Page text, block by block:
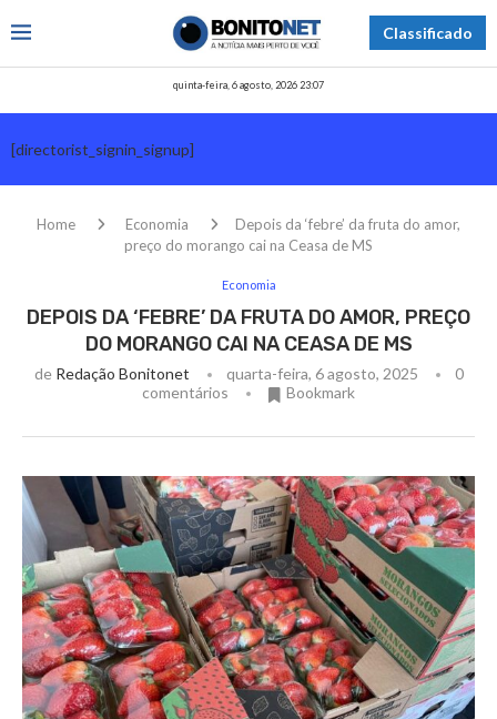
Classificado
quinta-feira, 6 agosto, 2026 23:07
[directorist_signin_signup]
Home Economia
Depois da ‘febre’ da fruta do amor,
preço do morango cai na Ceasa de MS
Economia
DEPOIS DA ‘FEBRE’ DA FRUTA DO AMOR, PREÇO
DO MORANGO CAI NA CEASA DE MS
de Redação Bonitonet quarta-feira, 6 agosto, 2025
0
comentários
Bookmark